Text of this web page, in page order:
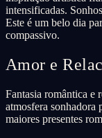
intensificadas.
Este é um belo dia
compassivo.
Amor e
Fantasia romântica e
atmosfera sonhadora
maiores presentes